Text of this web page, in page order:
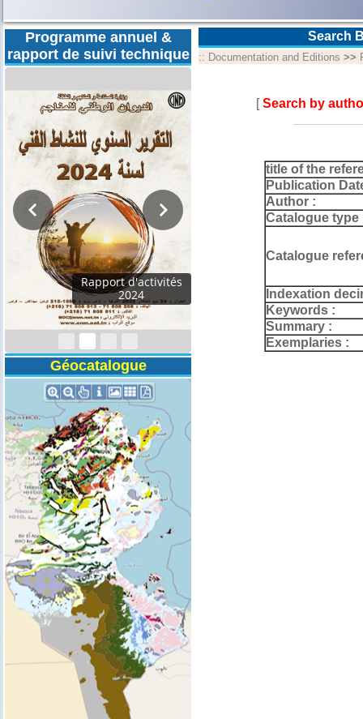
Programme annuel &
rapport de suivi technique
Programmes
Techniques 2026
Géocatalogue
Search
:: Documentation and Editions >>
[Search by
title of the
Publication
Author :
Catalogue type
Catalogue
Indexation
Keywords :
Summary :
Exemplaries :